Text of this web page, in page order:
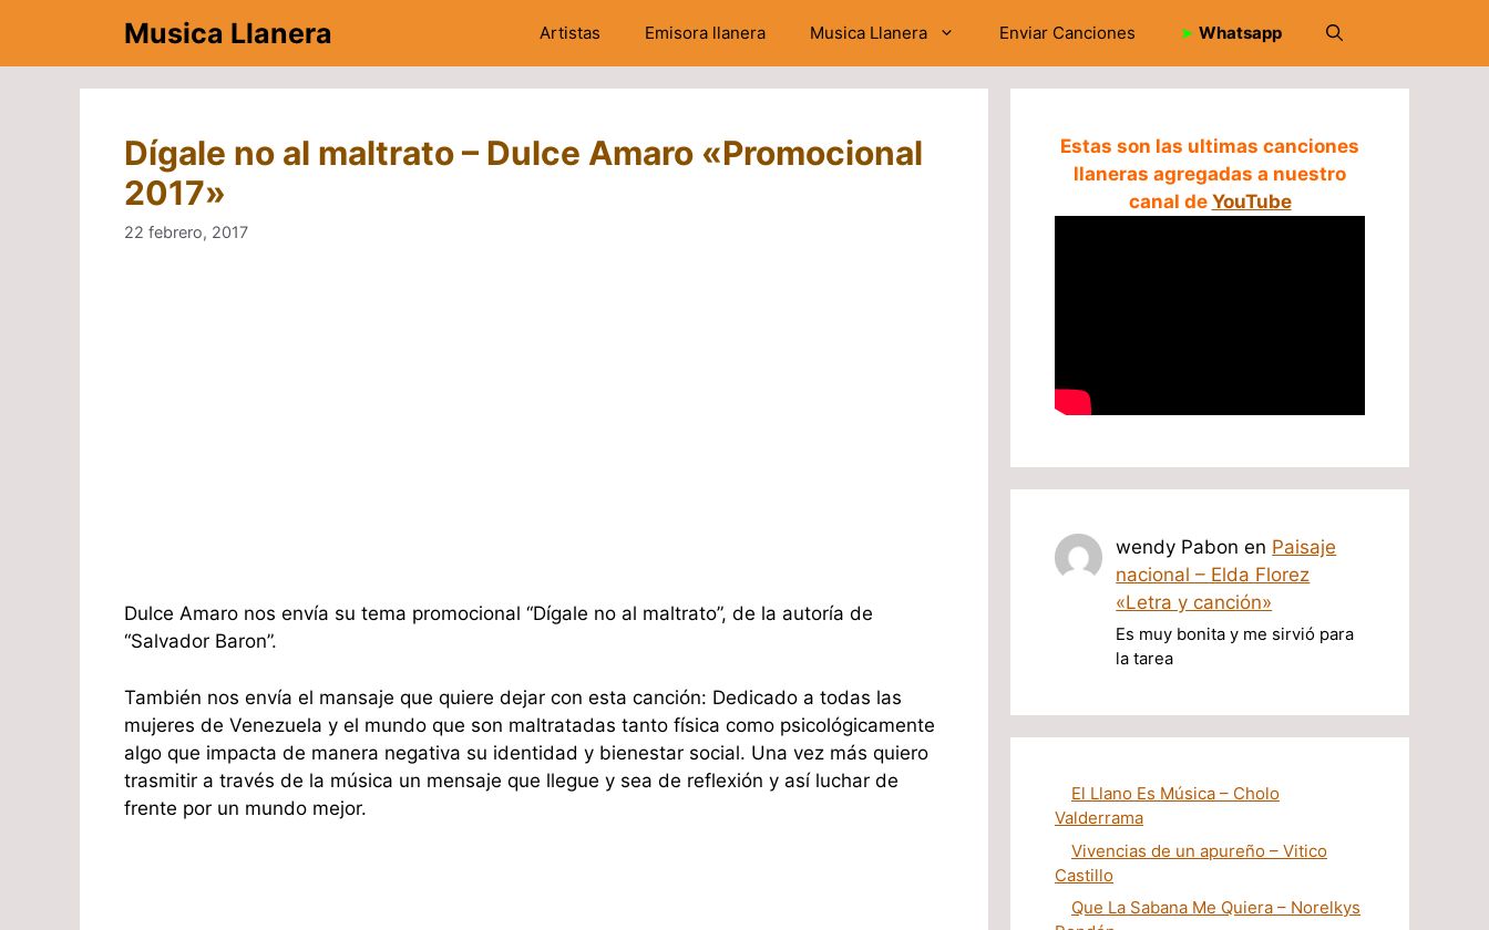
contenido
Musica Llanera Artistas Emisora llanera Musica Llanera Enviar Canciones ➤ Whatsapp
Dígale no al maltrato – Dulce Amaro «Promocional
2017»
22 febrero, 2017
Dulce Amaro nos envía su tema promocional “Dígale no al maltrato”, de la autoría de
“Salvador Baron”.
También nos envía el mansaje que quiere dejar con esta canción: Dedicado a todas las
mujeres de Venezuela y el mundo que son maltratadas tanto física como psicológicamente
algo que impacta de manera negativa su identidad y bienestar social. Una vez más quiero
trasmitir a través de la música un mensaje que llegue y sea de reflexión y así luchar de
frente por un mundo mejor.
Estas son las ultimas canciones
llaneras agregadas a nuestro
canal de YouTube
wendy Pabon en Paisaje
nacional – Elda Florez
«Letra y canción»
Es muy bonita y me sirvió para
la tarea
El Llano Es Música – Cholo
Valderrama
Vivencias de un apureño – Vitico
Castillo
Que La Sabana Me Quiera – Norelkys